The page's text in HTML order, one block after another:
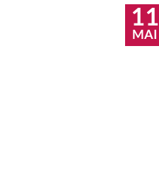
11
MAI